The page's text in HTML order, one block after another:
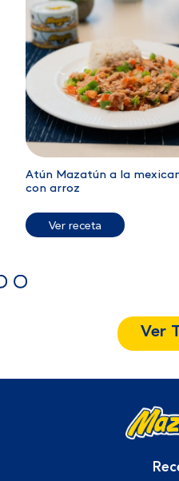
Atún Mazatún a la
con arroz
Ver receta
Ver